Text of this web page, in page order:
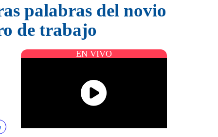
palabras del novio
de trabajo
EN VIVO